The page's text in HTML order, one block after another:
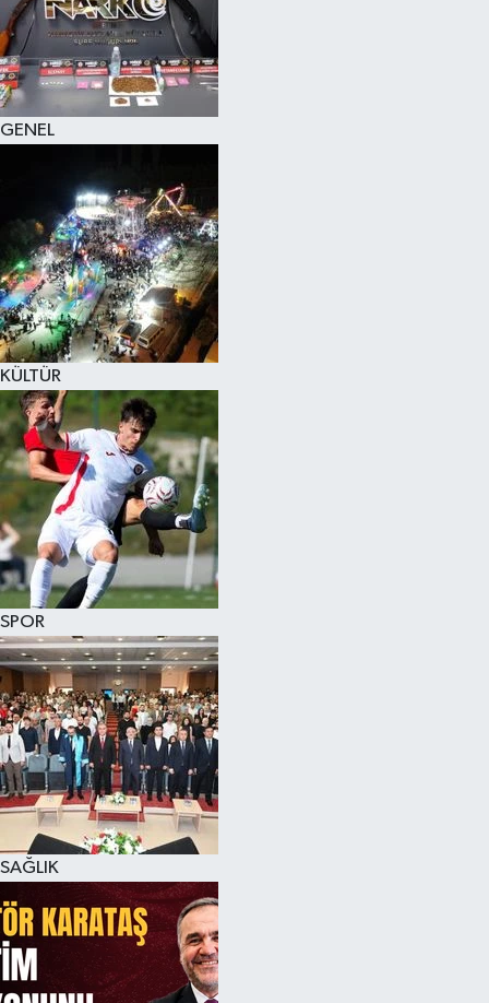
GENEL
KÜLTÜR
SPOR
SAĞLIK
KÜLTÜR SANAT
MAGAZİN
SAĞLIK
SİYASET
SPOR
TEKNOLOJİ
VİZYONDAKİLER
YAŞAM